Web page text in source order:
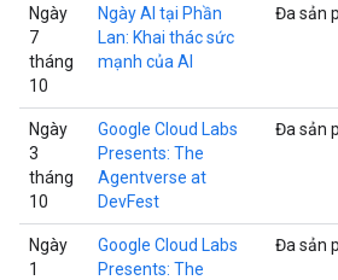
Ngày
7
tháng
10
Ngày AI tại Phần
Lan: Khai thác sức
mạnh của AI
Đa sản
Ngày
3
tháng
10
Google Cloud Labs
Presents: The
Agentverse at
DevFest
Đa sản
Ngày
1
Google Cloud Labs
Presents: The
Đa sản